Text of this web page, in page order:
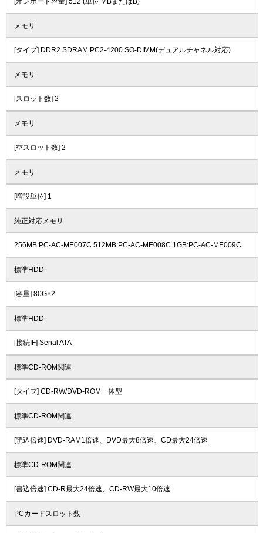
メモリ
[タイプ] DDR2 SDRAM PC2-4200 SO-DIMM(デュアルチャネル対応)
メモリ
[スロット数] 2
メモリ
[空スロット数] 2
メモリ
[増設単位] 1
純正対応メモリ
256MB:PC-AC-ME007C 512MB:PC-AC-ME008C 1GB:PC-AC-ME009C
標準HDD
[容量] 80G×2
標準HDD
[接続IF] Serial ATA
標準CD-ROM関連
[タイプ] CD-RW/DVD-ROM一体型
標準CD-ROM関連
[読込倍速] DVD-RAM1倍速、DVD最大8倍速、CD最大24倍速
標準CD-ROM関連
[書込倍速] CD-R最大24倍速、CD-RW最大10倍速
PCカードスロット数